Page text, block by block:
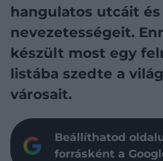
hangulatos utcáit
nevezetességeit.
készült most egy
listába szedte a
városait.
Beállíthatod
forrásként a